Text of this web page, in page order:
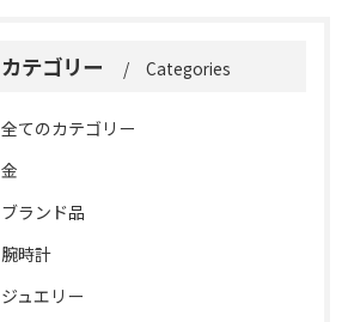
カテゴリー Categories
全てのカテゴリー
金
ブランド品
腕時計
ジュエリー